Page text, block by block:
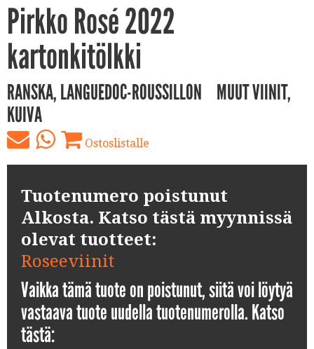
Pirkko Rosé 2022
kartonkitölkki
RANSKA, LANGUEDOC-ROUSSILLON
MUUT VIINIT,
KUIVA
Ostoslistalle
Tuotenumero poistunut
Alkosta. Katso tästä myynnissä
olevat tuotteet:
Roseeviinit
Vaikka tämä tuote on poistunut, siitä voi löytyä
vastaava tuote uudella tuotenumerolla. Katso
tästä: